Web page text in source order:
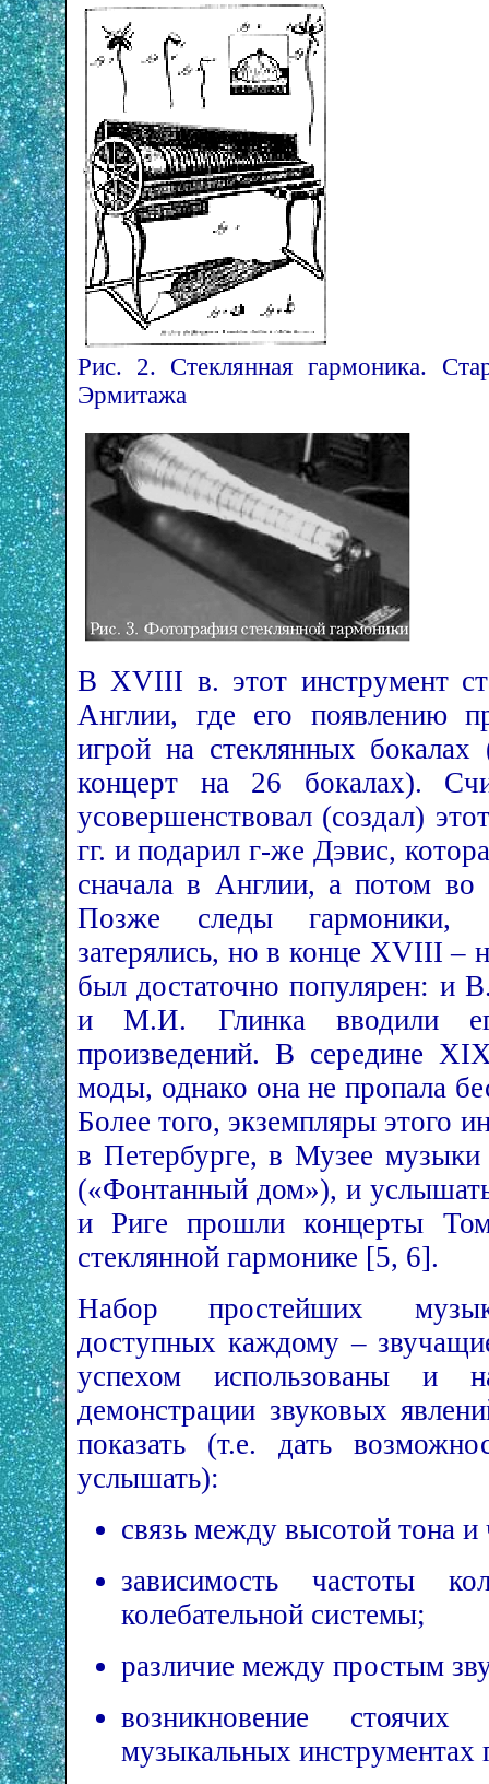
Рис. 2. Стеклянная гармоника.
Эрмитажа
В XVIII в. этот инструмент
Англии, где его появлению
игрой на стеклянных
концерт на 26 бокалах).
усовершенствовал (создал)
гг. и подарил г-же Дэвис,
сначала в Англии, а потом
Позже следы гармоники,
затерялись, но в конце XVIII –
был достаточно популярен: и
и М.И. Глинка вводили
произведений. В середине
моды, однако она не пропала
Более того, экземпляры этого
в Петербурге, в Музее
(«Фонтанный дом»), и
и Риге прошли концерты
стеклянной гармонике [5, 6].
Набор простейших
доступных каждому –
успехом использованы и
демонстрации звуковых
показать (т.е. дать
услышать):
связь между высотой тона и
зависимость частоты
колебательной системы;
различие между простым
возникновение
музыкальных инструментах